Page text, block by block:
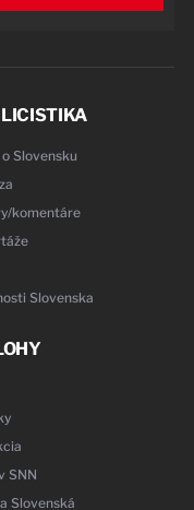
Slovensku
komentáre
Slovenska
SNN
Slovenská